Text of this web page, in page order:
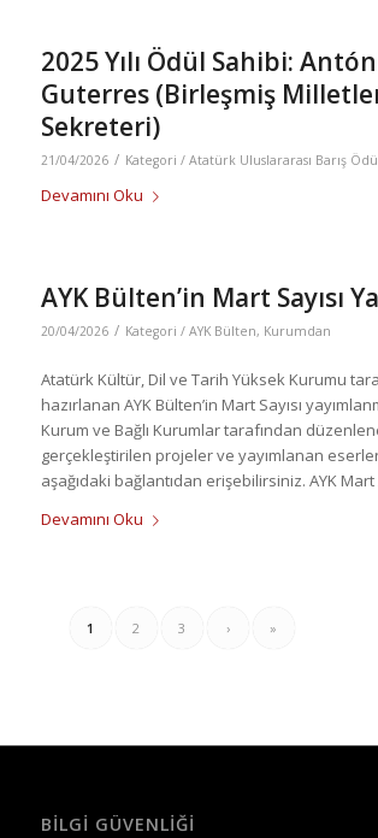
2025 Yılı Ödül Sahibi:
Guterres (Birleşmiş
Sekreteri)
21/04/2026 / Kategori / Atatürk Uluslararası Barış
Devamını Oku
AYK Bülten’in Mart Sayısı
20/04/2026 / Kategori / AYK Bülten, Kurumdan
Atatürk Kültür, Dil ve Tarih Yüksek Kurumu
hazırlanan AYK Bülten’in Mart Sayısı
Kurum ve Bağlı Kurumlar tarafından
gerçekleştirilen projeler ve yayımlanan
aşağıdaki bağlantıdan erişebilirsiniz. AYK
Devamını Oku
1 2 3 › »
BILGI GÜVENLIĞI